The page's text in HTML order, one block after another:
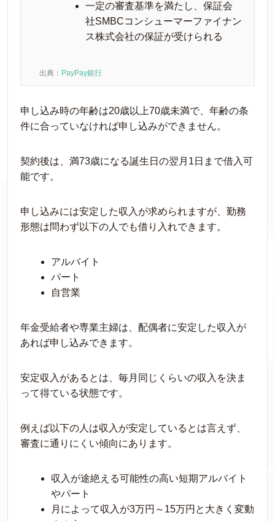
一定の審査基準を満たし、保証会
社SMBCコンシューマーファイナン
ス株式会社の保証が受けられる
出典： PayPay銀行
申し込み時の年齢は20歳以上70歳未満で、年齢の条
件に合っていなければ申し込みができません。
契約後は、満73歳になる誕生日の翌月1日まで借入可
能です。
申し込みには安定した収入が求められますが、勤務
形態は問わず以下の人でも借り入れできます。
アルバイト
パート
自営業
年金受給者や専業主婦は、配偶者に安定した収入が
あれば申し込みできます。
安定収入があるとは、毎月同じくらいの収入を決ま
って得ている状態です。
例えば以下の人は収入が安定しているとは言えず、
審査に通りにくい傾向にあります。
収入が途絶える可能性の高い短期アルバイト
やパート
月によって収入が3万円～15万円と大きく変動